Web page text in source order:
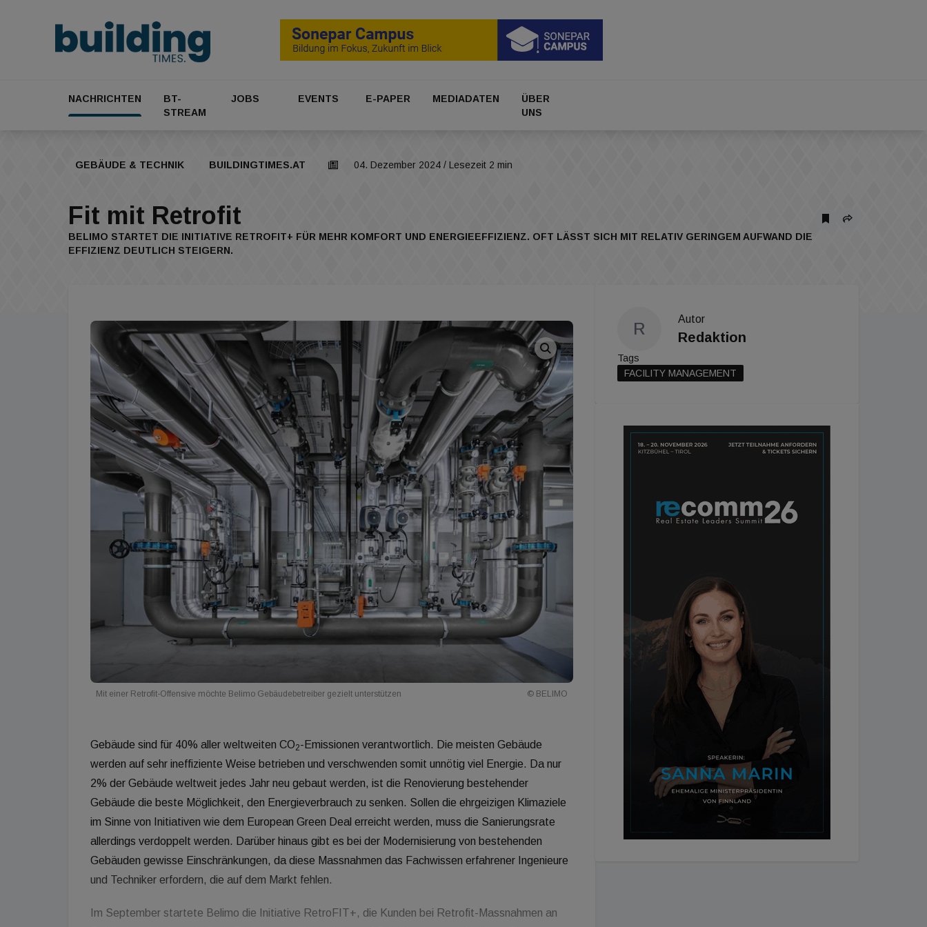
NACHRICHTEN
BT-
STREAM
JOBS EVENTS E-PAPER MEDIADATEN
ÜBER
UNS
GEBÄUDE & TECHNIK BUILDINGTIMES.AT 04. Dezember 2024 / Lesezeit 2 min
Fit mit Retrofit
BELIMO STARTET DIE INITIATIVE RETROFIT+ FÜR MEHR KOMFORT UND ENERGIEEFFIZIENZ. OFT LÄSST SICH MIT RELATIV GERINGEM AUFWAND DIE
EFFIZIENZ DEUTLICH STEIGERN.
Mit einer Retrofit-Offensive möchte Belimo Gebäudebetreiber gezielt unterstützen © BELIMO
Gebäude sind für 40% aller weltweiten CO2-Emissionen verantwortlich. Die meisten Gebäude
werden auf sehr ineffiziente Weise betrieben und verschwenden somit unnötig viel Energie. Da nur
2% der Gebäude weltweit jedes Jahr neu gebaut werden, ist die Renovierung bestehender
Gebäude die beste Möglichkeit, den Energieverbrauch zu senken. Sollen die ehrgeizigen Klimaziele
im Sinne von Initiativen wie dem European Green Deal erreicht werden, muss die Sanierungsrate
allerdings verdoppelt werden. Darüber hinaus gibt es bei der Modernisierung von bestehenden
Gebäuden gewisse Einschränkungen, da diese Massnahmen das Fachwissen erfahrener Ingenieure
und Techniker erfordern, die auf dem Markt fehlen.
Im September startete Belimo die Initiative RetroFIT+, die Kunden bei Retrofit-Massnahmen an
R
Autor
Redaktion
Tags
FACILITY MANAGEMENT